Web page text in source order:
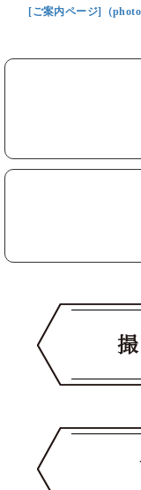
[ご案内ページ]（